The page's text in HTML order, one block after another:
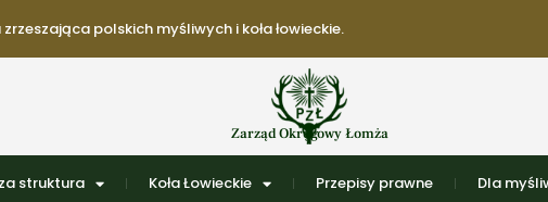
polskich myśliwych i koła łowieckie.
Zarząd Okręgowy Łomża
struktura Koła Łowieckie Przepisy prawne Dla